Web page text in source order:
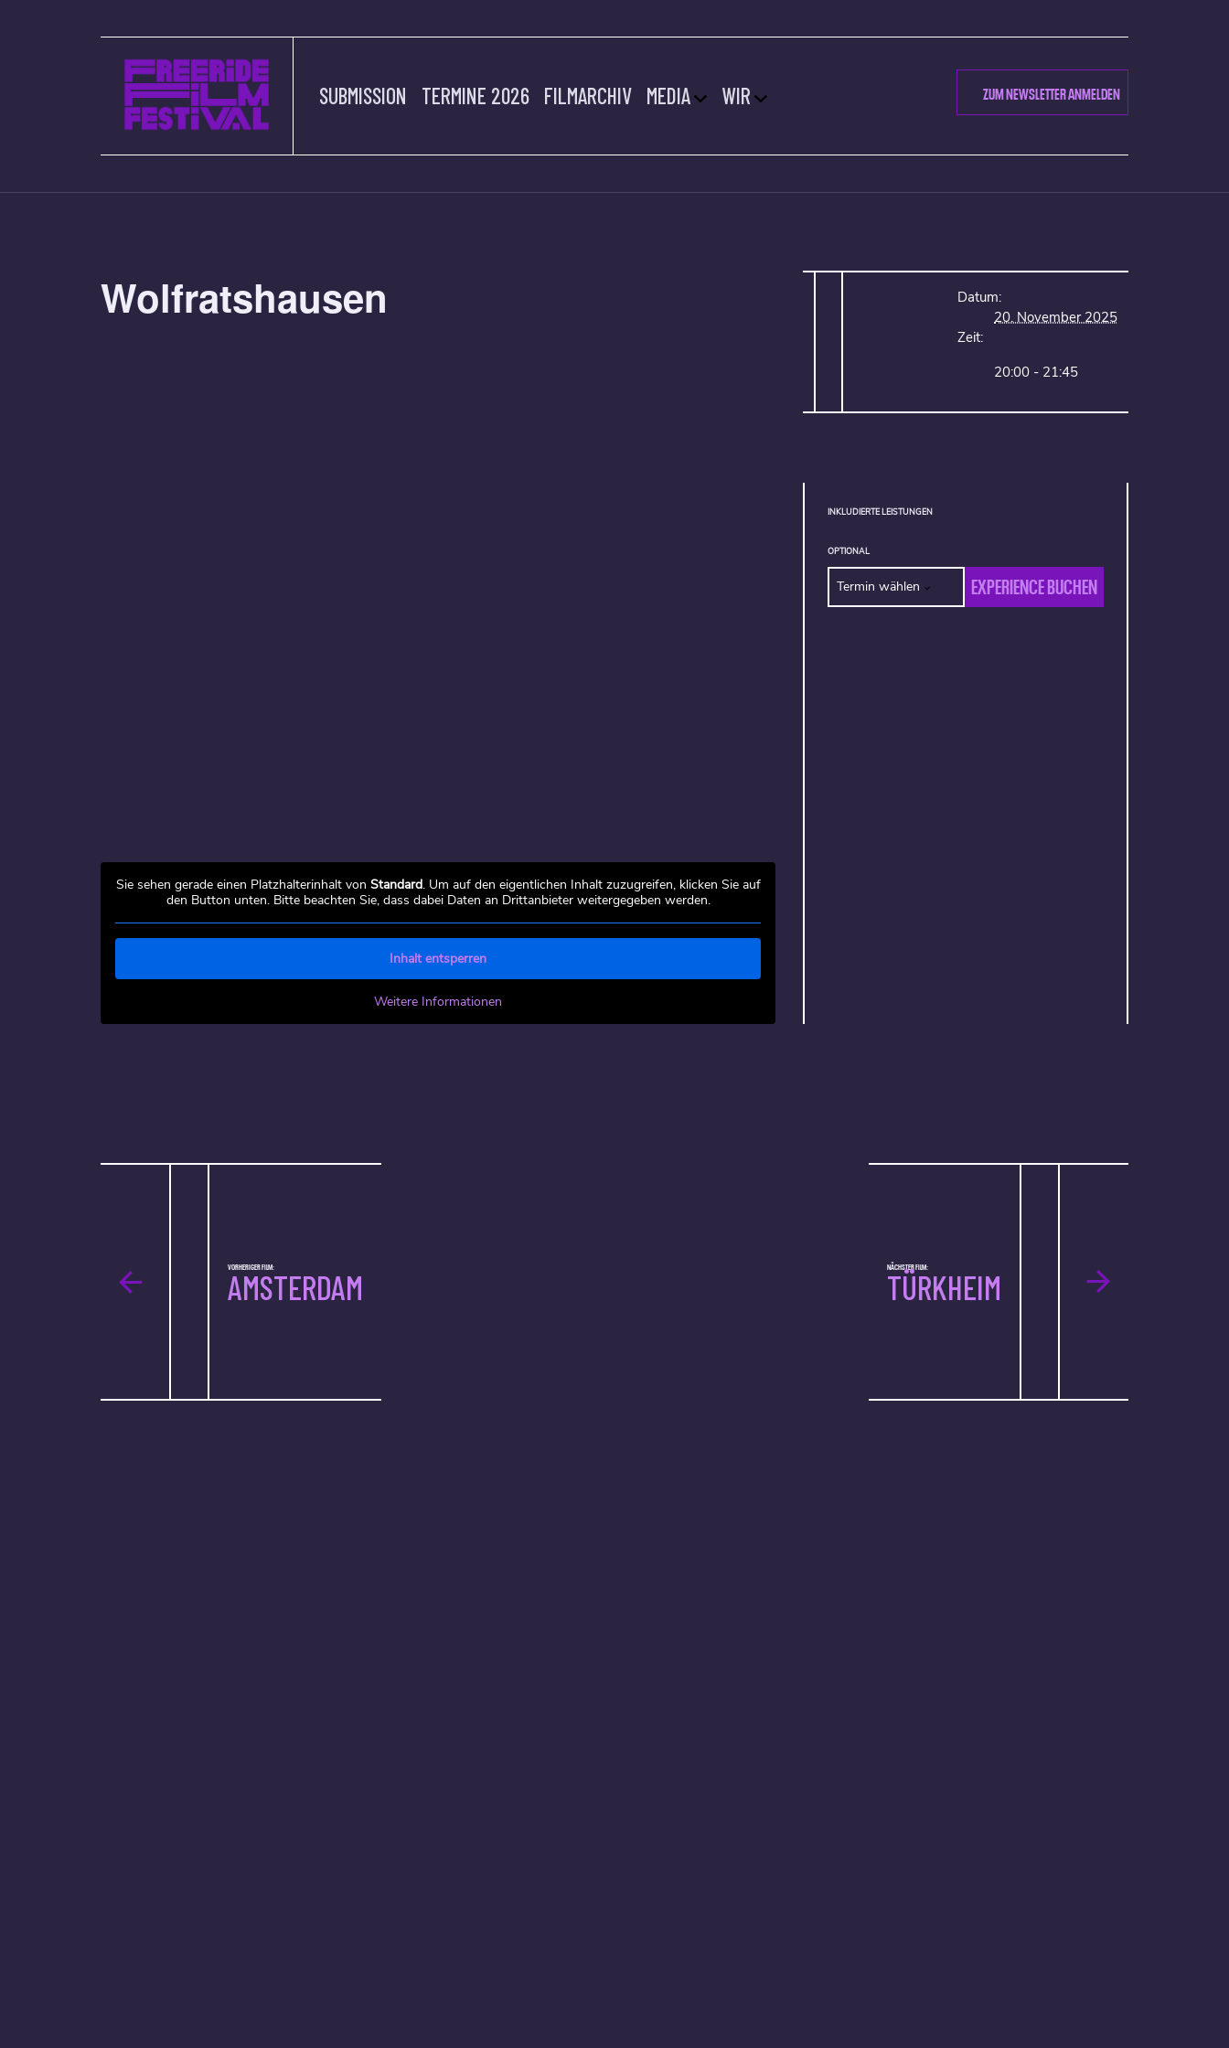
SUBMISSION TERMINE 2026 FILMARCHIV MEDIA WIR ZUM NEWSLETTER ANMELDEN
Wolfratshausen
Datum:
20. November 2025
Zeit:
20:00 - 21:45
Sie sehen gerade einen Platzhalterinhalt von Standard. Um auf den eigentlichen Inhalt zuzugreifen, klicken Sie auf
den Button unten. Bitte beachten Sie, dass dabei Daten an Drittanbieter weitergegeben werden.
Inhalt entsperren
Weitere Informationen
INKLUDIERTE LEISTUNGEN
OPTIONAL
Termin wählen EXPERIENCE BUCHEN
NÄCHSTER FILM:
TÜRKHEIM
VORHERIGER FILM:
AMSTERDAM